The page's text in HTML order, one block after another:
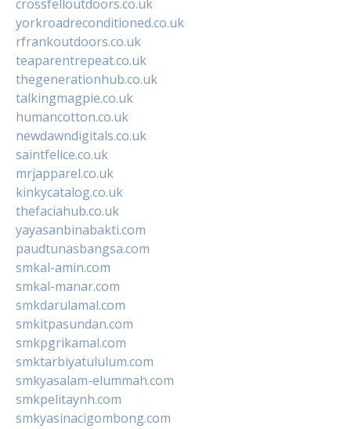
crossfelloutdoors.co.uk
yorkroadreconditioned.co.uk
rfrankoutdoors.co.uk
teaparentrepeat.co.uk
thegenerationhub.co.uk
talkingmagpie.co.uk
humancotton.co.uk
newdawndigitals.co.uk
saintfelice.co.uk
mrjapparel.co.uk
kinkycatalog.co.uk
thefaciahub.co.uk
yayasanbinabakti.com
paudtunasbangsa.com
smkal-amin.com
smkal-manar.com
smkdarulamal.com
smkitpasundan.com
smkpgrikamal.com
smktarbiyatululum.com
smkyasalam-elummah.com
smkpelitaynh.com
smkyasinacigombong.com